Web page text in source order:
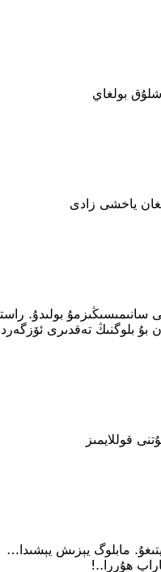
بولغاي
ياخشى زادى
سانىمىسىڭىزمۇ بولىدۇ.
بۇ بلوگنىڭ تەقدىرى
قوللايمىز
مابلوگ يېزىش يېشىدا…
ھۇررا..!